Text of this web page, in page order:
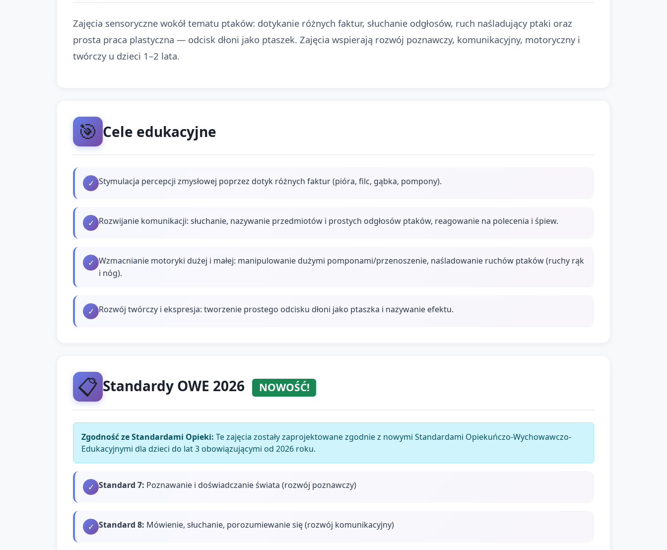
Zajęcia sensoryczne wokół tematu ptaków: dotykanie różnych faktur, słuchanie odgłosów, ruch naśladujący ptaki oraz
prosta praca plastyczna — odcisk dłoni jako ptaszek. Zajęcia wspierają rozwój poznawczy, komunikacyjny, motoryczny i
twórczy u dzieci 1–2 lata.
🎯 Cele edukacyjne
✓ Stymulacja percepcji zmysłowej poprzez dotyk różnych faktur (pióra, filc, gąbka, pompony).
✓ Rozwijanie komunikacji: słuchanie, nazywanie przedmiotów i prostych odgłosów ptaków, reagowanie na polecenia i śpiew.
✓ Wzmacnianie motoryki dużej i małej: manipulowanie dużymi pomponami/przenoszenie, naśladowanie ruchów ptaków (ruchy rąk
i nóg).
✓ Rozwój twórczy i ekspresja: tworzenie prostego odcisku dłoni jako ptaszka i nazywanie efektu.
📋 Standardy OWE 2026 NOWOŚĆ!
Zgodność ze Standardami Opieki: Te zajęcia zostały zaprojektowane zgodnie z nowymi Standardami Opiekuńczo-Wychowawczo-
Edukacyjnymi dla dzieci do lat 3 obowiązującymi od 2026 roku.
✓ Standard 7: Poznawanie i doświadczanie świata (rozwój poznawczy)
✓ Standard 8: Mówienie, słuchanie, porozumiewanie się (rozwój komunikacyjny)